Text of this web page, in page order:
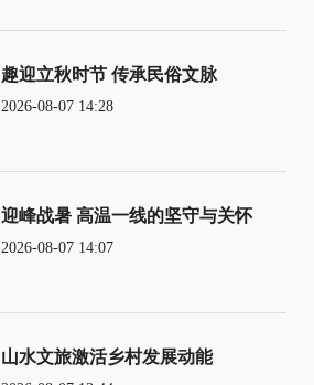
趣迎立秋时节 传承民俗文脉
2026-08-07 14:28
迎峰战暑 高温一线的坚守与关怀
2026-08-07 14:07
山水文旅激活乡村发展动能